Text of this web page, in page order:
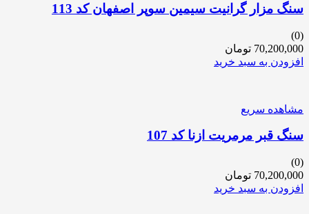
سنگ مزار گرانیت سیمین سوپر اصفهان کد 113
(0)
70,200,000 تومان
افزودن به سبد خرید
مشاهده سریع
سنگ قبر مرمریت ازنا کد 107
(0)
70,200,000 تومان
افزودن به سبد خرید